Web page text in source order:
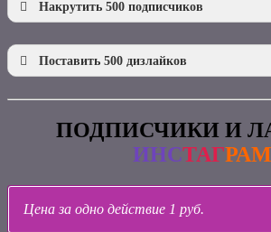
После того как Вы нажмете на
в поле «Адрес» вбейте ссылку на
Накрутить 500 подписчиков
После того как Вы нажмете на
в поле «Адрес» вбейте ссылку на
Поставить 500 дизлайков
ПОДПИСЧИКИ И
ИНСТАГРАМ
Цена за одно действие 1 руб.